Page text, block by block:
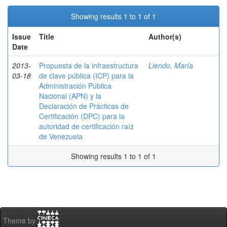
Showing results 1 to 1 of 1
Issue
Date
Title Author(s)
2013-
03-18
Propuesta de la infraestructura
de clave pública (ICP) para la
Administración Pública
Nacional (APN) y la
Declaración de Prácticas de
Certificación (DPC) para la
autoridad de certificación raíz
de Venezuela
Liendo, María
Showing results 1 to 1 of 1
Theme by